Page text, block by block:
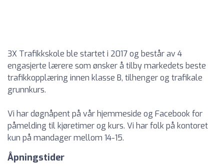
3X Trafikkskole ble startet i 2017 og består av 4
engasjerte lærere som ønsker å tilby markedets beste
trafikkopplæring innen klasse B, tilhenger og trafikale
grunnkurs.
Vi har døgnåpent på vår hjemmeside og Facebook for
påmelding til kjøretimer og kurs. Vi har folk på kontoret
kun på mandager mellom 14-15.
Åpningstider